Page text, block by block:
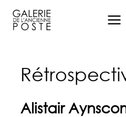
contenu
Alistair